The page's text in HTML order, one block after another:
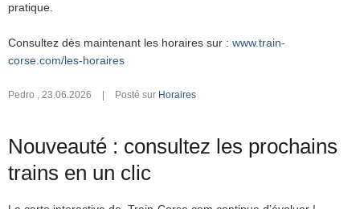
pratique.
Consultez dès maintenant les horaires sur : www.train-
corse.com/les-horaires
Pedro , 23.06.2026 Posté sur Horaires
Nouveauté : consultez les prochains
trains en un clic